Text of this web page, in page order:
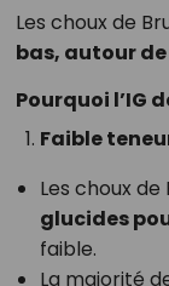
Les choux de
bas, autour de
Pourquoi l’IG
Faible
Les choux
glucides
faible.
La majorité